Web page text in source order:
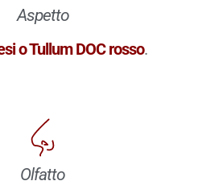
Aspetto
o Tullum DOC rosso.
Olfatto